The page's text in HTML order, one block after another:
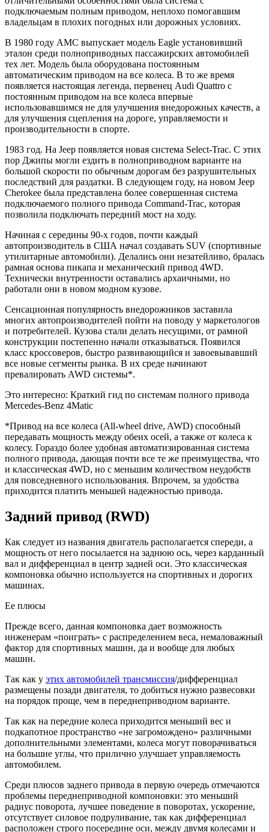
подключаемым полным приводом, неплохо помогавшим
владельцам в плохих погодных или дорожных условиях.
В 1980 году АМС выпускает модель Eagle установивший
эталон среди полноприводных пассажирских автомобилей
тех лет. Модель была оборудована постоянным
автоматическим приводом на все колеса. В то же время
появляется настоящая легенда, первенец Audi Quattro с
постоянным приводом на все колеса впервые
использовавшимся не для улучшения внедорожных качеств, а
для улучшения сцепления на дороге, управляемости и
производительности в спорте.
1983 год. На Jeep появляется новая система Select-Trac. С этих
пор Джипы могли ездить в полноприводном варианте на
большой скорости по обычным дорогам без разрушительных
последствий для раздатки. В следующем году, на новом Jeep
Cherokee была представлена более совершенная система
подключаемого полного привода Command-Trac, которая
позволила подключать передний мост на ходу.
Начиная с середины 90-х годов, почти каждый
автопроизводитель в США начал создавать SUV (спортивные
утилитарные автомобили). Делались они незатейливо, бралась
рамная основа пикапа и механический привод 4WD.
Технически внутренности оставались архаичными, но
работали они в новом модном кузове.
Сенсационная популярность внедорожников заставила
многих автопроизводителей пойти на поводу у маркетологов
и потребителей. Кузова стали делать несущими, от рамной
конструкции постепенно начали отказываться. Появился
класс кроссоверов, быстро развивающийся и завоевывавший
все новые сегменты рынка. В их среде начинают
превалировать AWD системы*.
Это интересно: Краткий гид по системам полного привода
Mercedes-Benz 4Matic
*Привод на все колеса (All-wheel drive, AWD) способный
передавать мощность между обеих осей, а также от колеса к
колесу. Гораздо более удобная автоматизированная система
полного привода, дающая почти все те же преимущества, что
и классическая 4WD, но с меньшим количеством неудобств
для повседневного использования. Впрочем, за удобства
приходится платить меньшей надежностью привода.
Задний привод (RWD)
Как следует из названия двигатель располагается спереди, а
мощность от него посылается на заднюю ось, через карданный
вал и дифференциал в центр задней оси. Это классическая
компоновка обычно используется на спортивных и дорогих
машинах.
Ее плюсы
Прежде всего, данная компоновка дает возможность
инженерам «поиграть» с распределением веса, немаловажный
фактор для спортивных машин, да и вообще для любых
машин.
Так как у этих автомобилей трансмиссия/дифференциал
размещены позади двигателя, то добиться нужно развесовки
на порядок проще, чем в переднеприводном варианте.
Так как на передние колеса приходится меньший вес и
подкапотное пространство «не загромождено» различными
дополнительными элементами, колеса могут поворачиваться
на большие углы, что прилично улучшает управляемость
автомобилем.
Среди плюсов заднего привода в первую очередь отмечаются
проблемы переднеприводной компоновки: это меньший
радиус поворота, лучшее поведение в поворотах, ускорение,
отсутствует силовое подруливание, так как дифференциал
расположен строго посередине оси, между двумя колесами и